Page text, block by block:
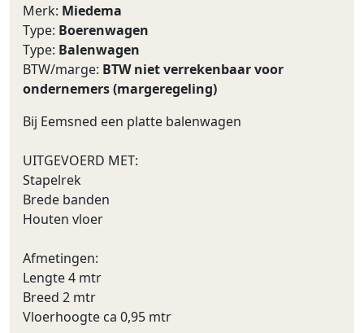
Merk: Miedema
Type: Boerenwagen
Type: Balenwagen
BTW/marge: BTW niet verrekenbaar voor
ondernemers (margeregeling)
Bij Eemsned een platte balenwagen
UITGEVOERD MET:
Stapelrek
Brede banden
Houten vloer
Afmetingen:
Lengte 4 mtr
Breed 2 mtr
Vloerhoogte ca 0,95 mtr